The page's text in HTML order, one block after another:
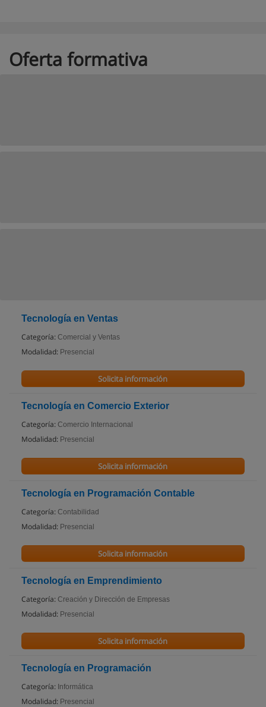
Oferta formativa
Tecnología en Ventas
Categoría: Comercial y Ventas
Modalidad: Presencial
Solicita información
Tecnología en Comercio Exterior
Categoría: Comercio Internacional
Modalidad: Presencial
Solicita información
Tecnología en Programación Contable
Categoría: Contabilidad
Modalidad: Presencial
Solicita información
Tecnología en Emprendimiento
Categoría: Creación y Dirección de Empresas
Modalidad: Presencial
Solicita información
Tecnología en Programación
Categoría: Informática
Modalidad: Presencial